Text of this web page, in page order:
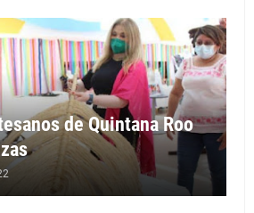
de Quintana Roo